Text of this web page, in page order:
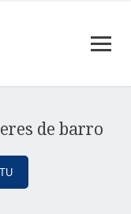
de barro